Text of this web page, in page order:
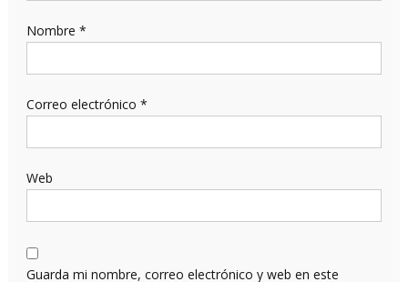
Nombre *
Correo electrónico *
Web
Guarda mi nombre, correo electrónico y web en este